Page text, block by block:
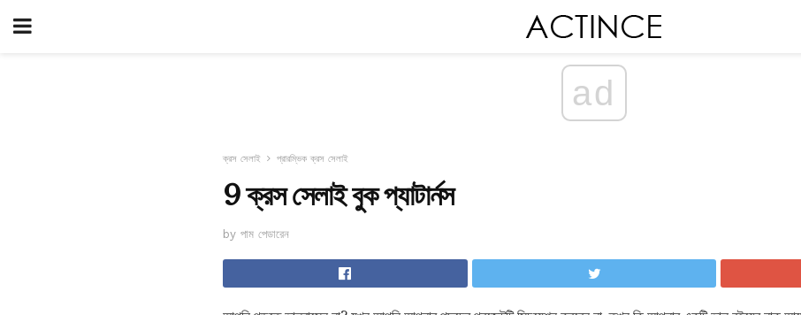
ad
ক্রস সেলাই প্রারম্ভিক ক্রস সেলাই
9 ক্রস সেলাই বুক প্যাটার্নস
by পাম পেডারেন